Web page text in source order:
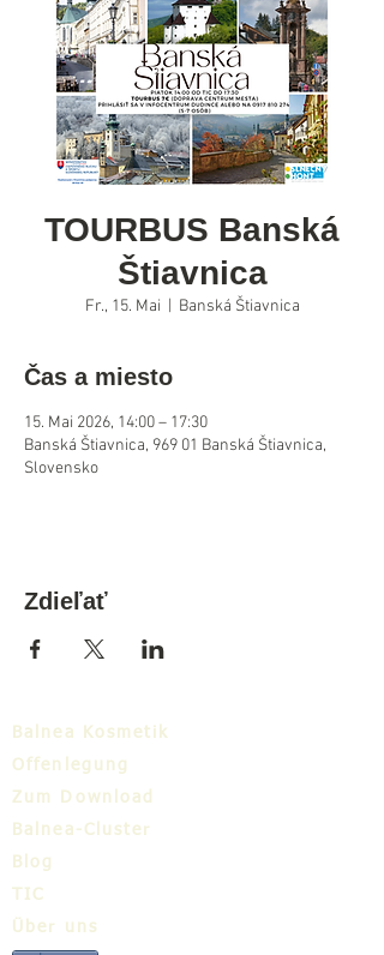
TOURBUS Banská
Štiavnica
Fr., 15. Mai Banská Štiavnica
Čas a miesto
15. Mai 2026, 14:00 – 17:30
Banská Štiavnica, 969 01 Banská Štiavnica,
Slovensko
Zdieľať
Balnea Kosmetik
Offenlegung
Zum Download
Balnea-Cluster
Blog
TIC
Über uns